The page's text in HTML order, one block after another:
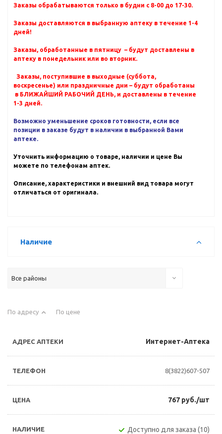
Заказы обрабатываются только в будни с 8-00 до 17-30.
Заказы доставляются в выбранную аптеку в течение 1-4
дней!
Заказы, обработанные в пятницу – будут доставлены в
аптеку в понедельник или во вторник.
Заказы, поступившие в выходные (суббота,
воскресенье) или праздничные дни – будут обработаны
в БЛИЖАЙШИЙ РАБОЧИЙ ДЕНЬ, и доставлены в течение
1-3 дней.
Возможно уменьшение сроков готовности, если все
позиции в заказе будут в наличии в выбранной Вами
аптеке.
Уточнить информацию о товаре, наличии и цене Вы
можете по телефонам аптек.
Описание, характеристики и внешний вид товара могут
отличаться от оригинала.
Наличие
Все районы
По адресу По цене
Интернет-Аптека
8(3822)607-507
767 руб./шт
Доступно для заказа (10)